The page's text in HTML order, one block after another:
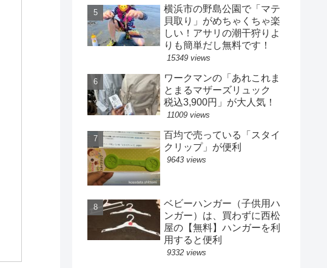
横浜市の野島公園で「マテ
貝取り」がめちゃくちゃ楽
しい！アサリの潮干狩りよ
りも簡単だし無料です！
15349 views
ワークマンの「あれこれま
とまるマザーズリュック
税込3,900円」が大人気！
11009 views
百均で売っている「スタイ
クリップ」が便利
9643 views
ベビーハンガー（子供用ハ
ンガー）は、買わずに西松
屋の【無料】ハンガーを利
用すると便利
9332 views